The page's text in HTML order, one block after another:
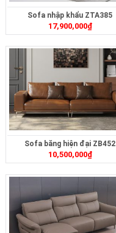
Sofa nhập khẩu ZTA385
17,900,000₫
Sofa băng hiện đại ZB452
10,500,000₫